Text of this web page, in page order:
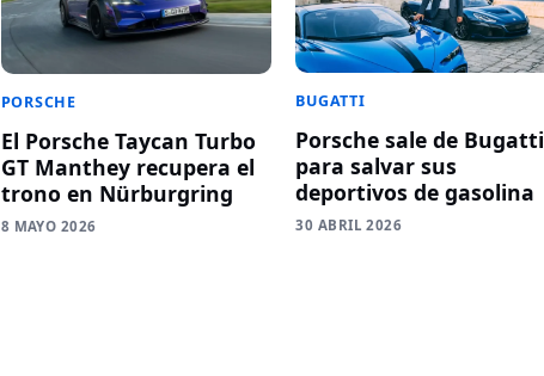
PORSCHE
El Porsche Taycan Turbo
GT Manthey recupera el
trono en Nürburgring
8 MAYO 2026
BUGATTI
Porsche sale de Bugatti
para salvar sus
deportivos de gasolina
30 ABRIL 2026